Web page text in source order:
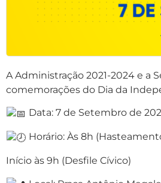
A Administração 2021-2024 e a
comemorações do Dia da
Data: 7 de Setembro de
Horário: Às 8h
Início às 9h (Desfile Cívico)